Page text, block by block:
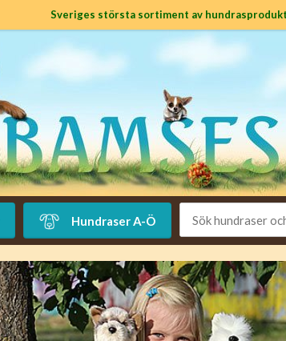
Sveriges största sortiment av
Hundraser A-Ö